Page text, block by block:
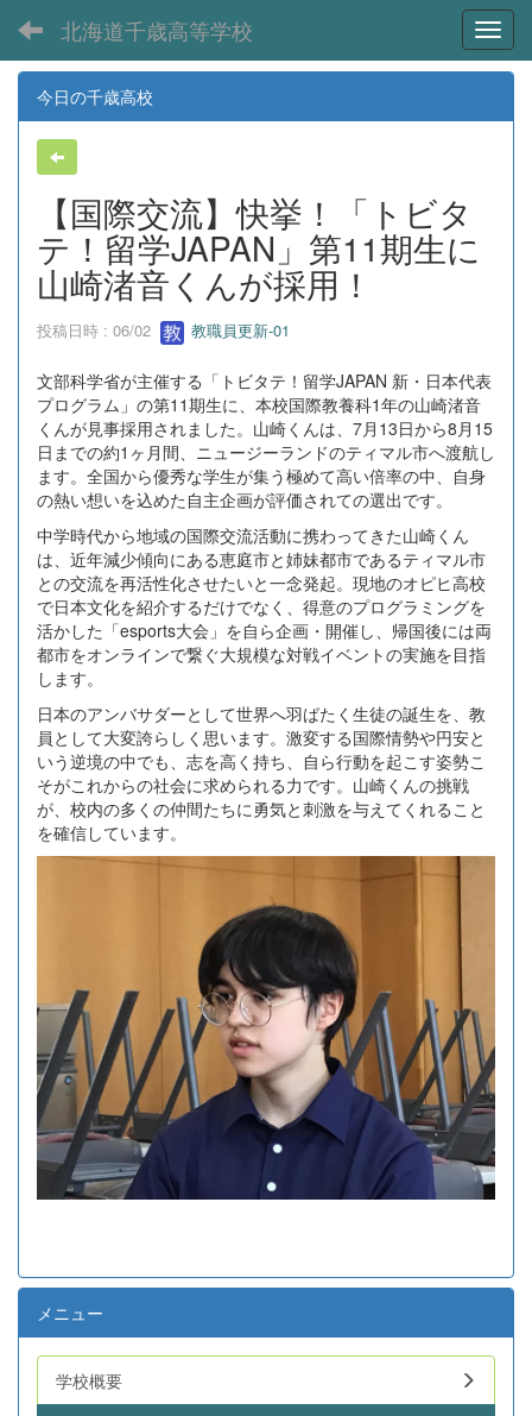
北海道千歳高等学校
今日の千歳高校
【国際交流】快挙！「トビタ
テ！留学JAPAN」第11期生に
山崎渚音くんが採用！
投稿日時 : 06/02 教職員更新-01
文部科学省が主催する「トビタテ！留学JAPAN 新・日本代表
プログラム」の第11期生に、本校国際教養科1年の山崎渚音
くんが見事採用されました。山崎くんは、7月13日から8月15
日までの約1ヶ月間、ニュージーランドのティマル市へ渡航し
ます。全国から優秀な学生が集う極めて高い倍率の中、自身
の熱い想いを込めた自主企画が評価されての選出です。
中学時代から地域の国際交流活動に携わってきた山崎くん
は、近年減少傾向にある恵庭市と姉妹都市であるティマル市
との交流を再活性化させたいと一念発起。現地のオピヒ高校
で日本文化を紹介するだけでなく、得意のプログラミングを
活かした「esports大会」を自ら企画・開催し、帰国後には両
都市をオンラインで繋ぐ大規模な対戦イベントの実施を目指
します。
日本のアンバサダーとして世界へ羽ばたく生徒の誕生を、教
員として大変誇らしく思います。激変する国際情勢や円安と
いう逆境の中でも、志を高く持ち、自ら行動を起こす姿勢こ
そがこれからの社会に求められる力です。山崎くんの挑戦
が、校内の多くの仲間たちに勇気と刺激を与えてくれること
を確信しています。
メニュー
学校概要